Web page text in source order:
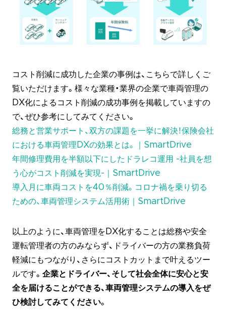
コスト削減に成功した企業の事例は、こちらで詳しくご
覧いただけます。様々な業種・業界の企業で車両管理の
DX化によるコスト削減の成功事例を掲載していますの
で、ぜひ参考にしてみてください。
総務と営業サポート、双方の課題を一挙に解決！保険会社
における車両管理DXの効果とは。｜SmartDrive
年間修理費用を半額以下にしたドラレコ運用 -社員を想
う心がコスト削減を実現-｜SmartDrive
導入月に車両コストを40％削減。コロナ禍を乗り切る
ための、車両管理システム活用術｜SmartDrive
以上のように、車両管理をDX化することは総務や安全
運転管理者の方のみならず、ドライバーの方の業務負荷
軽減にもつながり、さらにコストカットまで叶えるツー
ルです。 企業とドライバー、そして社会全体に安心と安
全を届けることができる、車両管理システムの導入をぜ
ひ検討してみてください。